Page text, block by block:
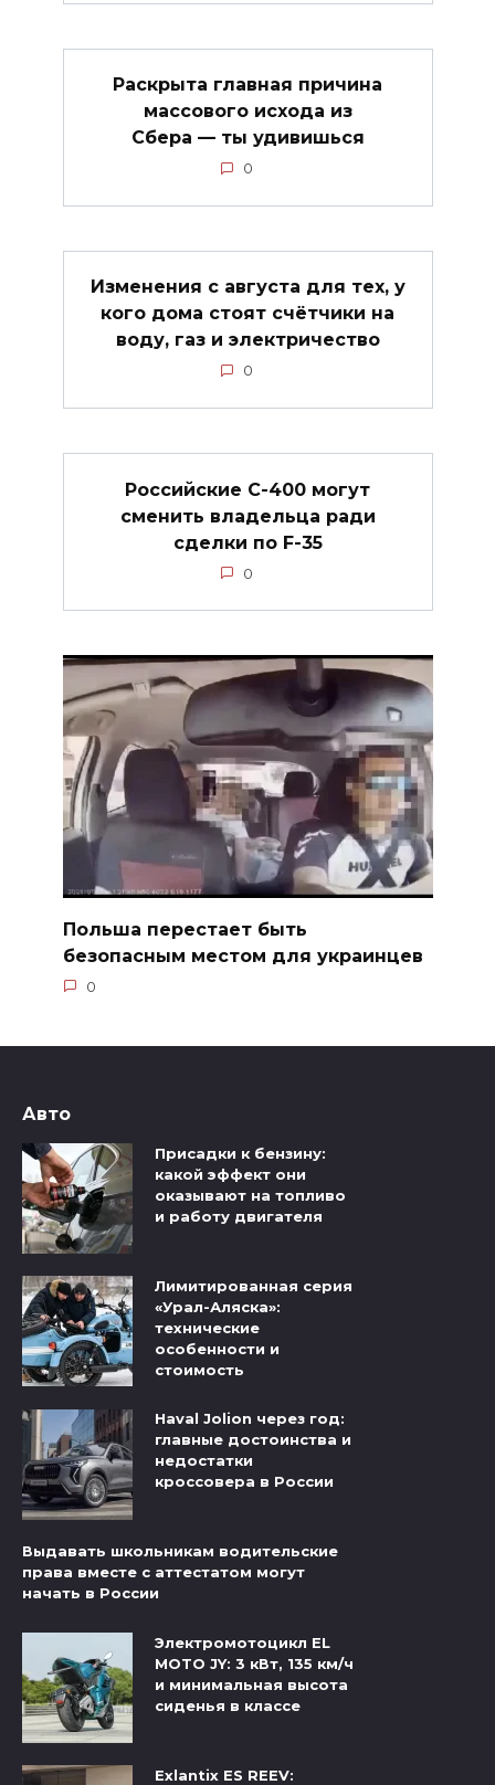
Раскрыта главная причина
массового исхода из
Сбера — ты удивишься
0
Изменения с августа для тех, у
кого дома стоят счётчики на
воду, газ и электричество
0
Российские С-400 могут
сменить владельца ради
сделки по F-35
0
Польша перестает быть
безопасным местом для украинцев
0
Авто
Присадки к бензину:
какой эффект они
оказывают на топливо
и работу двигателя
Лимитированная серия
«Урал-Аляска»:
технические
особенности и
стоимость
Haval Jolion через год:
главные достоинства и
недостатки
кроссовера в России
Выдавать школьникам водительские
права вместе с аттестатом могут
начать в России
Электромотоцикл EL
MOTO JY: 3 кВт, 135 км/ч
и минимальная высота
сиденья в классе
Exlantix ES REEV: